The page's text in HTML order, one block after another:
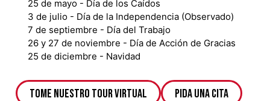
25 de mayo - Día de los Caídos
3 de julio - Día de la Independencia (Observado)
7 de septiembre - Día del Trabajo
26 y 27 de noviembre - Día de Acción de Gracias
25 de diciembre - Navidad
Tome Nuestro Tour Virtual Pida Una Cita